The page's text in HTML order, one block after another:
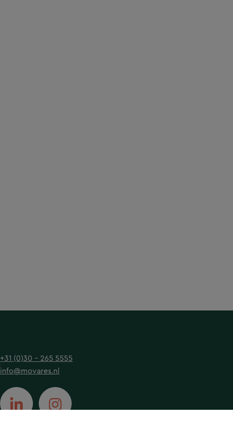
+31 (0)30 - 265 5555
info@movares.nl